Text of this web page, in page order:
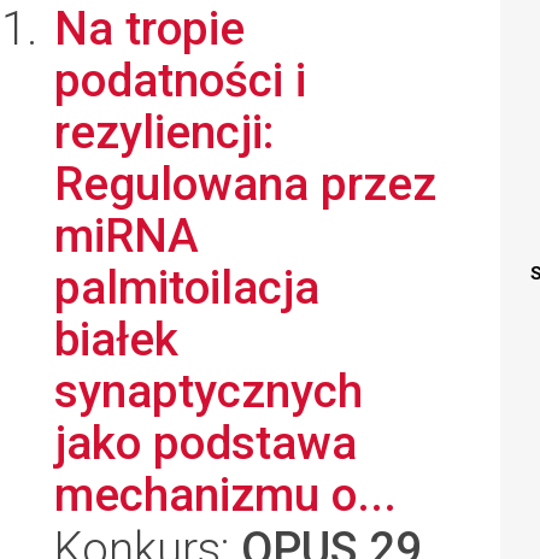
Na tropie
podatności i
rezyliencji:
Regulowana przez
miRNA
palmitoilacja
białek
synaptycznych
jako podstawa
mechanizmu o...